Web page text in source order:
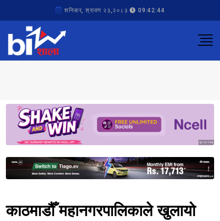
शनिबार, श्रावण २३,२०८३ 09:42:44
Sponsored
Sponsored
काठमाडौँ महानगरपालिकाले खुलायो